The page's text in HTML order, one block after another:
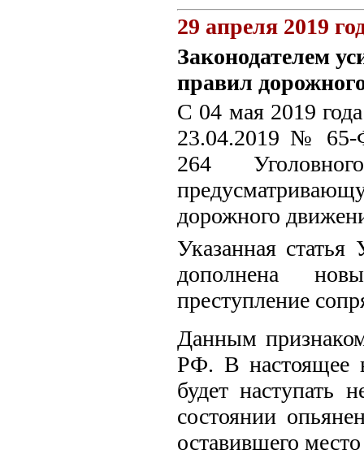
29 апреля 2019
Законодателем
правил
С 04 мая 2019
23.04.2019 № 65-
264
дорожного
Указанная статья
дополнена
преступление
Данным
РФ. В настоящее
будет наступать
состоянии
оставившего